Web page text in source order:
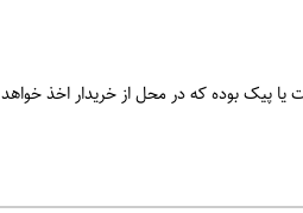
یا پیک بوده که در محل از خریدار اخذ